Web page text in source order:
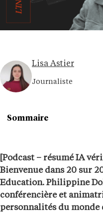
Lisa Astier
Journaliste
[Podcast – résumé IA
Bienvenue dans 20 sur
Education. Philippine
conférencière et
personnalités du monde
Sommaire